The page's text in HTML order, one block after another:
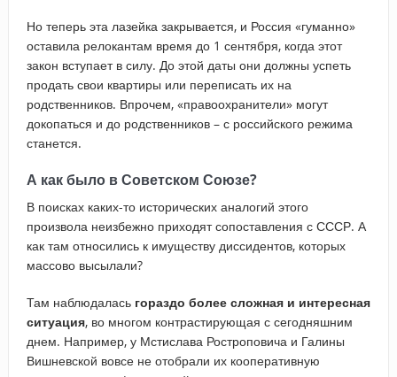
Но теперь эта лазейка закрывается, и Россия «гуманно»
оставила релокантам время до 1 сентября, когда этот
закон вступает в силу. До этой даты они должны успеть
продать свои квартиры или переписать их на
родственников. Впрочем, «правоохранители» могут
докопаться и до родственников – с российского режима
станется.
А как было в Советском Союзе?
В поисках каких-то исторических аналогий этого
произвола неизбежно приходят сопоставления с СССР. А
как там относились к имуществу диссидентов, которых
массово высылали?
Там наблюдалась гораздо более сложная и интересная
ситуация, во многом контрастирующая с сегодняшним
днем. Например, у Мстислава Ростроповича и Галины
Вишневской вовсе не отобрали их кооперативную